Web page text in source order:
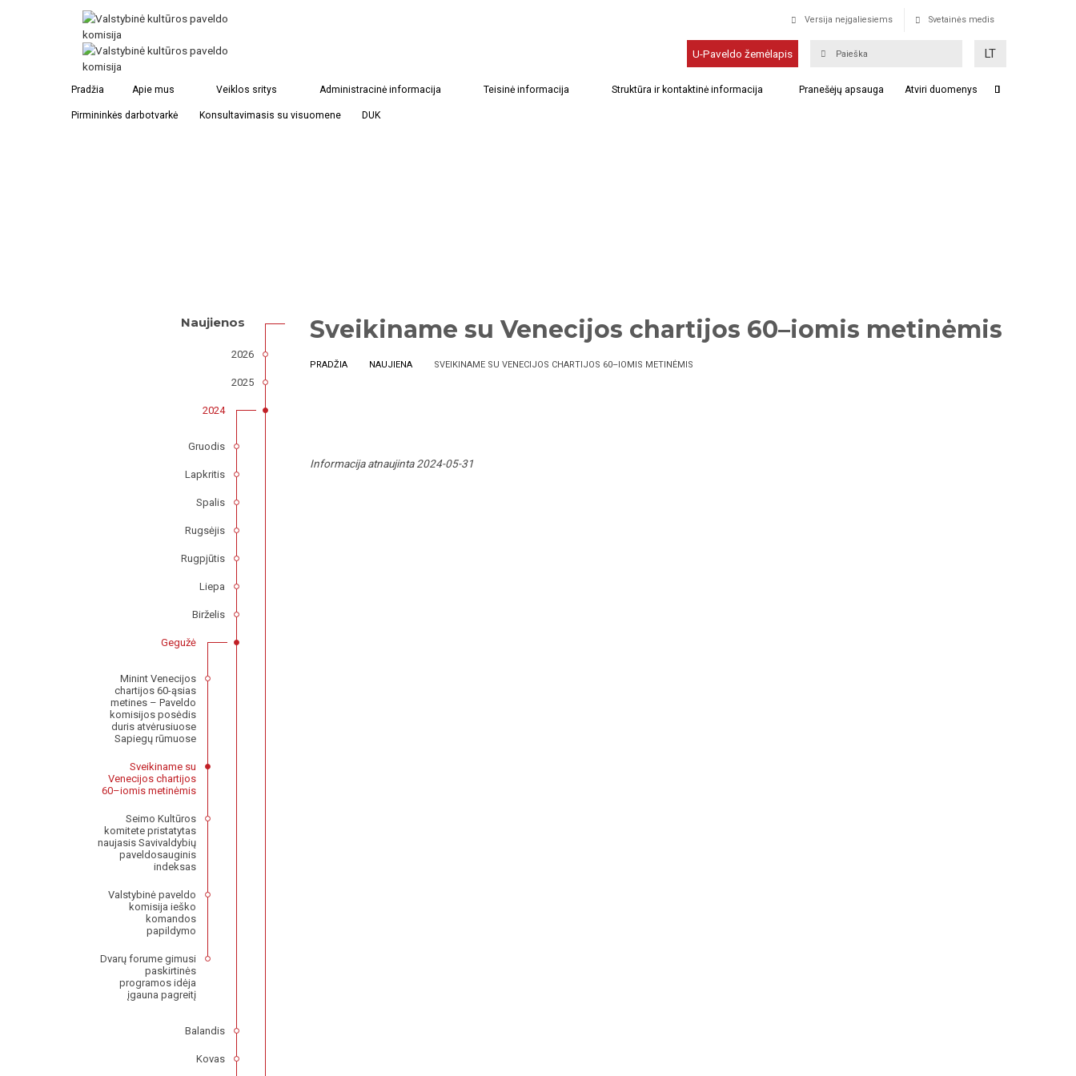
Versija neįgaliesiems Svetainės medis
U-Paveldo žemėlapis LT
Pradžia Apie mus Veiklos sritys Administracinė informacija Teisinė informacija Struktūra ir kontaktinė informacija Pranešėjų apsauga Atviri duomenys
Pirmininkės darbotvarkė Konsultavimasis su visuomene DUK
Sveikiname su Venecijos chartijos 60–iomis metinėmis
PRADŽIA NAUJIENA SVEIKINAME SU VENECIJOS CHARTIJOS 60–IOMIS METINĖMIS
Informacija atnaujinta 2024-05-31
Naujienos
2026
2025
2024
Gruodis
Lapkritis
Spalis
Rugsėjis
Rugpjūtis
Liepa
Birželis
Gegužė
Minint Venecijos
chartijos 60-ąsias
metines – Paveldo
komisijos posėdis
duris atvėrusiuose
Sapiegų rūmuose
Sveikiname su
Venecijos chartijos
60–iomis metinėmis
Seimo Kultūros
komitete pristatytas
naujasis Savivaldybių
paveldosauginis
indeksas
Valstybinė paveldo
komisija ieško
komandos
papildymo
Dvarų forume gimusi
paskirtinės
programos idėja
įgauna pagreitį
Balandis
Kovas